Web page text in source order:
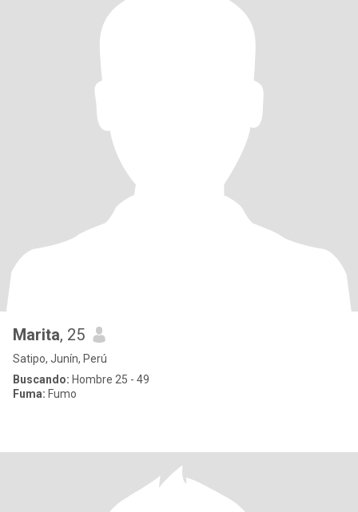
Marita, 25
Satipo, Junín, Perú
Buscando: Hombre 25 - 49
Fuma: Fumo